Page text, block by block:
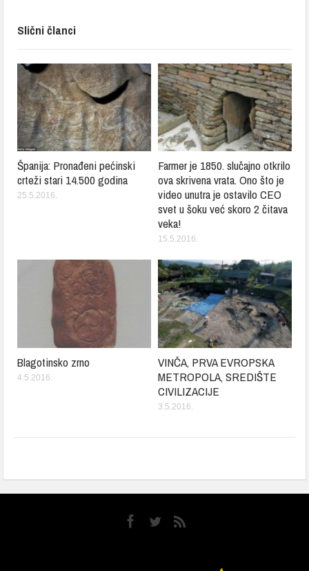
Slični članci
Španija: Pronađeni pećinski
crteži stari 14.500 godina
25.5.2016.
Farmer je 1850. slučajno otkrilo
ova skrivena vrata. Ono što je
video unutra je ostavilo CEO
svet u šoku već skoro 2 čitava
veka!
15.5.2016.
Blagotinsko zrno
4.5.2016.
VINČA, PRVA EVROPSKA
METROPOLA, SREDIŠTE
CIVILIZACIJE
3.5.2016.